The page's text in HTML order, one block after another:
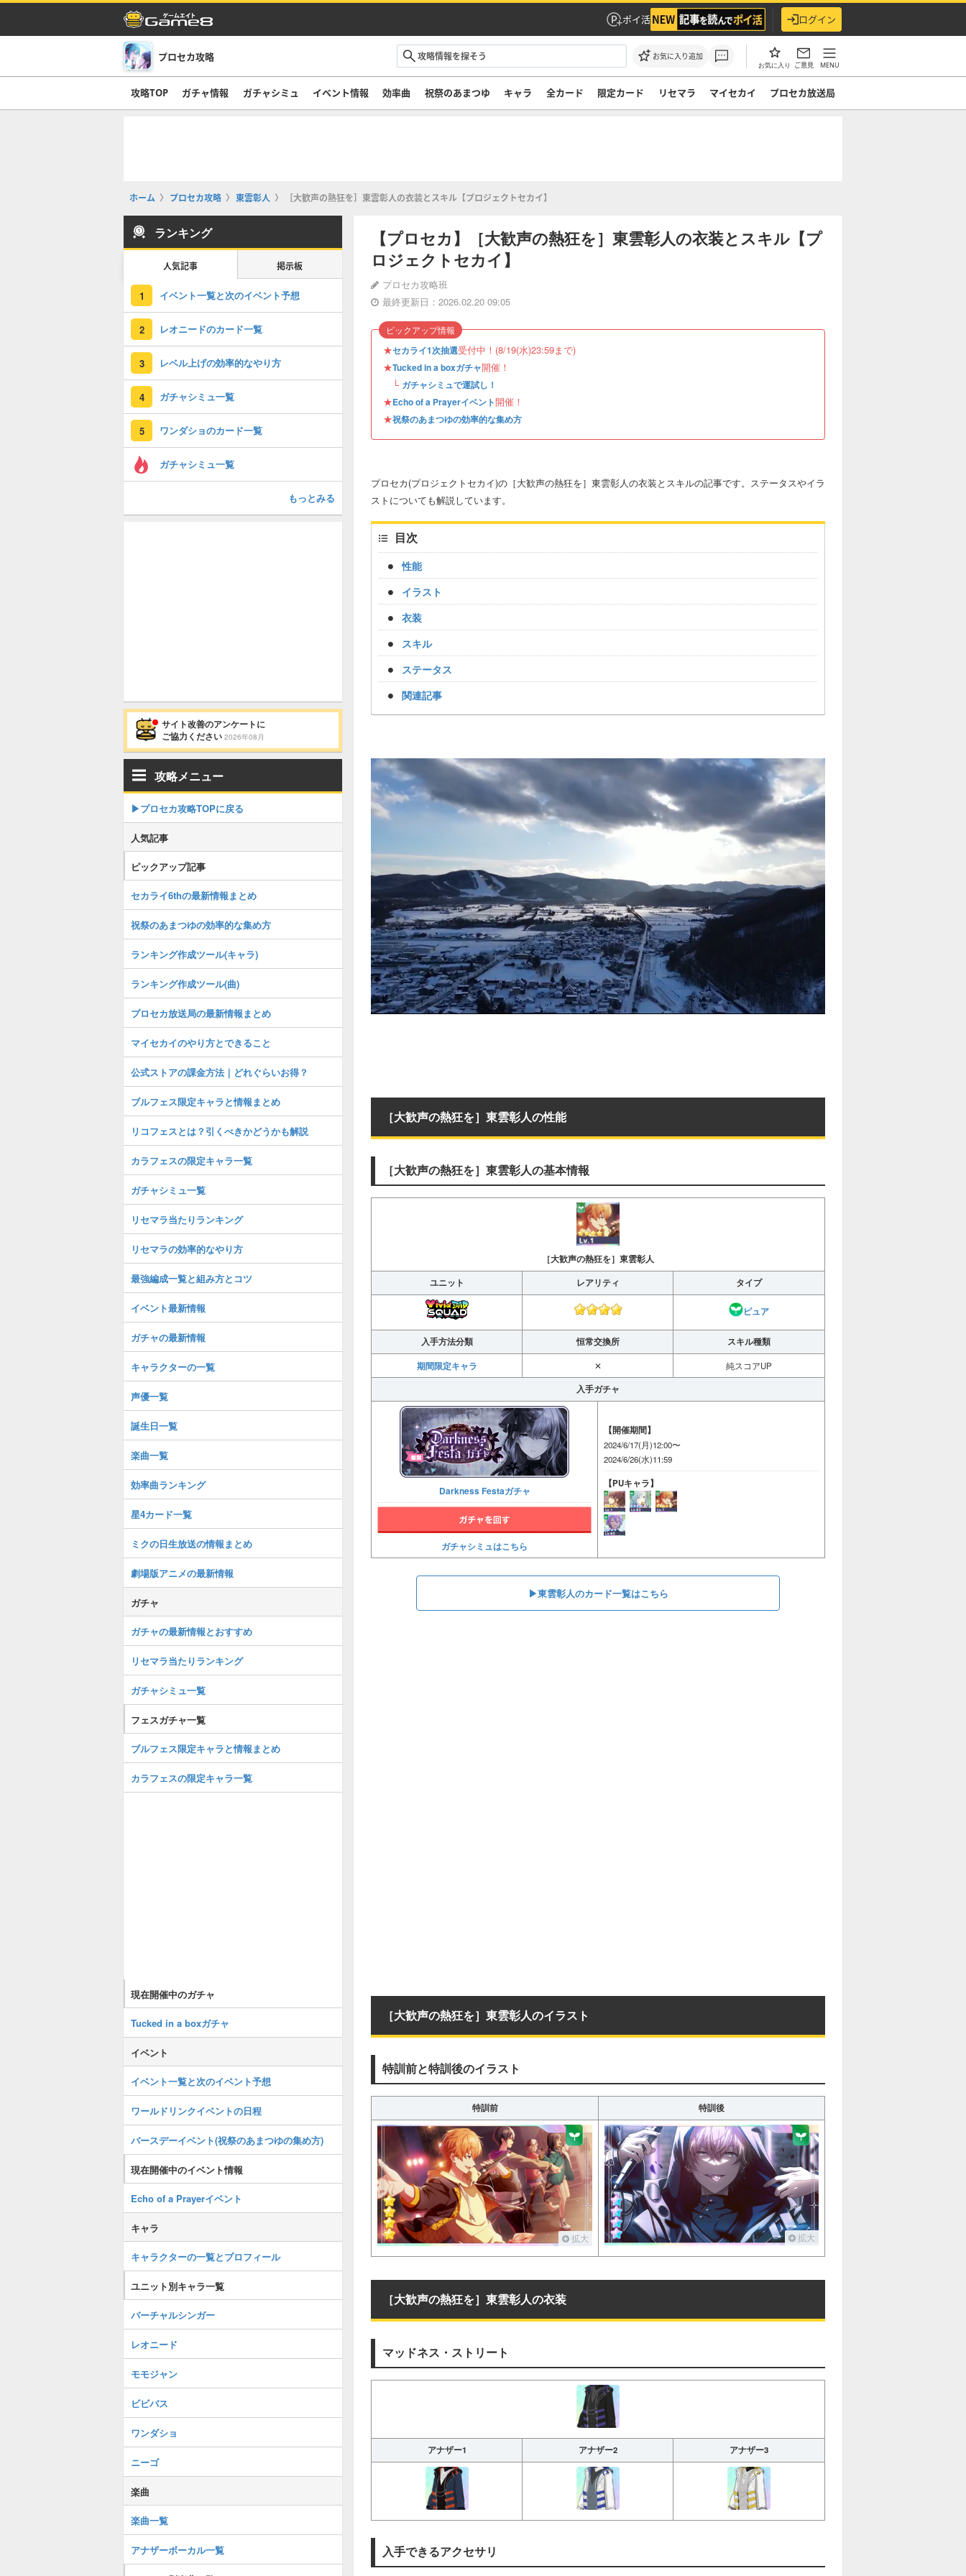
ポイ活 ログイン
プロセカ攻略 お気に入り追加
お気に入り ご意見 MENU
攻略TOP ガチャ情報 ガチャシミュ イベント情報 効率曲 祝祭のあまつゆ キャラ 全カード 限定カード リセマラ マイセカイ プロセカ放送局
ホーム プロセカ攻略 東雲彰人 ［大歓声の熱狂を］東雲彰人の衣装とスキル【プロジェクトセカイ】
【プロセカ】［大歓声の熱狂を］東雲彰人の衣装とスキル【プ
ロジェクトセカイ】
プロセカ攻略班
最終更新日：2026.02.20 09:05
★セカライ1次抽選受付中！(8/19(水)23:59まで)
★Tucked in a boxガチャ開催！
└ ガチャシミュで運試し！
★Echo of a Prayerイベント開催！
★祝祭のあまつゆの効率的な集め方
ピックアップ情報
プロセカ(プロジェクトセカイ)の［大歓声の熱狂を］東雲彰人の衣装とスキルの記事です。ステータスやイラ
ストについても解説しています。
目次
性能
イラスト
衣装
スキル
ステータス
関連記事
［大歓声の熱狂を］東雲彰人の性能
［大歓声の熱狂を］東雲彰人の基本情報
［大歓声の熱狂を］東雲彰人
ユニット
レアリティ タイプ
ピュア
入手方法分類 恒常交換所 スキル種類
期間限定キャラ ✕ 純スコアUP
入手ガチャ
Darkness Festaガチャ
ガチャシミュはこちら
【開催期間】
2024/6/17(月)12:00〜
2024/6/26(水)11:59
【PUキャラ】
▶︎東雲彰人のカード一覧はこちら
［大歓声の熱狂を］東雲彰人のイラスト
特訓前と特訓後のイラスト
特訓前 特訓後
拡大 拡大
［大歓声の熱狂を］東雲彰人の衣装
マッドネス・ストリート
アナザー1 アナザー2 アナザー3
入手できるアクセサリ
ランキング
人気記事 掲示板
1 イベント一覧と次のイベント予想
2 レオニードのカード一覧
3 レベル上げの効率的なやり方
4 ガチャシミュ一覧
5 ワンダショのカード一覧
ガチャシミュ一覧
もっとみる
サイト改善のアンケートに
ご協力ください 2026年08月
攻略メニュー
▶︎プロセカ攻略TOPに戻る
人気記事
ピックアップ記事
セカライ6thの最新情報まとめ
祝祭のあまつゆの効率的な集め方
ランキング作成ツール(キャラ)
ランキング作成ツール(曲)
プロセカ放送局の最新情報まとめ
マイセカイのやり方とできること
公式ストアの課金方法｜どれぐらいお得？
ブルフェス限定キャラと情報まとめ
リコフェスとは？引くべきかどうかも解説
カラフェスの限定キャラ一覧
ガチャシミュ一覧
リセマラ当たりランキング
リセマラの効率的なやり方
最強編成一覧と組み方とコツ
イベント最新情報
ガチャの最新情報
キャラクターの一覧
声優一覧
誕生日一覧
楽曲一覧
効率曲ランキング
星4カード一覧
ミクの日生放送の情報まとめ
劇場版アニメの最新情報
ガチャ
ガチャの最新情報とおすすめ
リセマラ当たりランキング
ガチャシミュ一覧
フェスガチャ一覧
ブルフェス限定キャラと情報まとめ
カラフェスの限定キャラ一覧
現在開催中のガチャ
Tucked in a boxガチャ
イベント
イベント一覧と次のイベント予想
ワールドリンクイベントの日程
バースデーイベント(祝祭のあまつゆの集め方)
現在開催中のイベント情報
Echo of a Prayerイベント
キャラ
キャラクターの一覧とプロフィール
ユニット別キャラ一覧
バーチャルシンガー
レオニード
モモジャン
ビビバス
ワンダショ
ニーゴ
楽曲
楽曲一覧
アナザーボーカル一覧